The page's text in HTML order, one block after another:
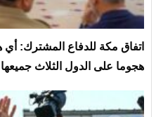
‏اتفاق مكة للدفاع المشترك:
هجوما على الدول الثلاث جميعها